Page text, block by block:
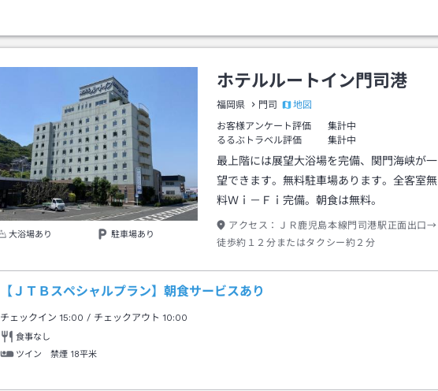
大浴場あり 駐車場あり
ホテルルートイン門司港
福岡県 門司
地図
お客様アンケート評価
集計中
るるぶトラベル評価
集計中
最上階には展望大浴場を完備、関門海峡が一
望できます。無料駐車場あります。全客室無
料Ｗｉ－Ｆｉ完備。朝食は無料。
アクセス：
ＪＲ鹿児島本線門司港駅正面出口→
徒歩約１２分またはタクシー約２分
【ＪＴＢスペシャルプラン】朝食サービスあり
チェックイン15:00 / チェックアウト 10:00
食事なし
ツイン 禁煙 18平米